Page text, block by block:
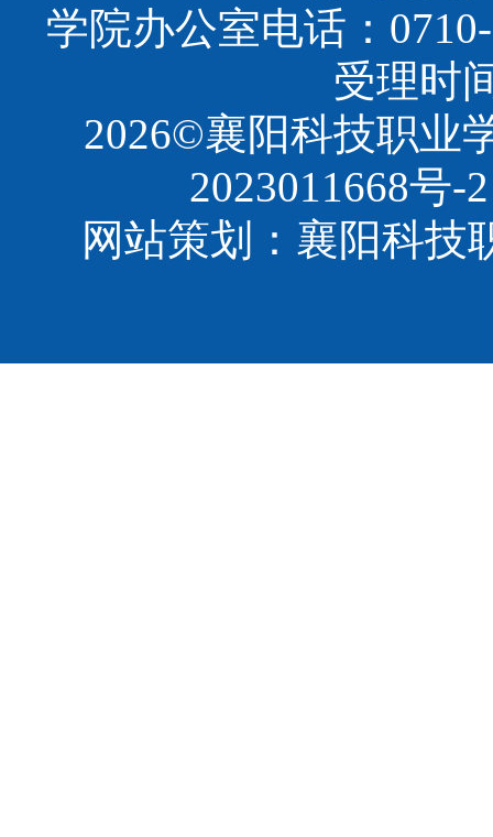
学院办公室电话：
受理时
2026©襄阳科技职
2023011668号-2
网站策划：襄阳科